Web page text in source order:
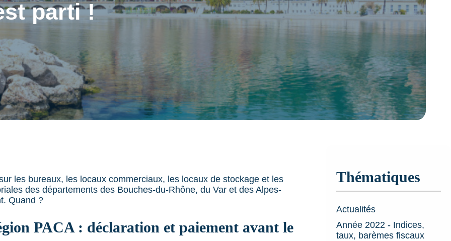
parti !
les bureaux, les locaux commerciaux, les locaux de stockage et les
des départements des Bouches-du-Rhône, du Var et des Alpes-
Quand ?
PACA : déclaration et paiement avant le
Thématiques
Actualités
Année 2022 - Indices,
taux, barèmes fiscaux